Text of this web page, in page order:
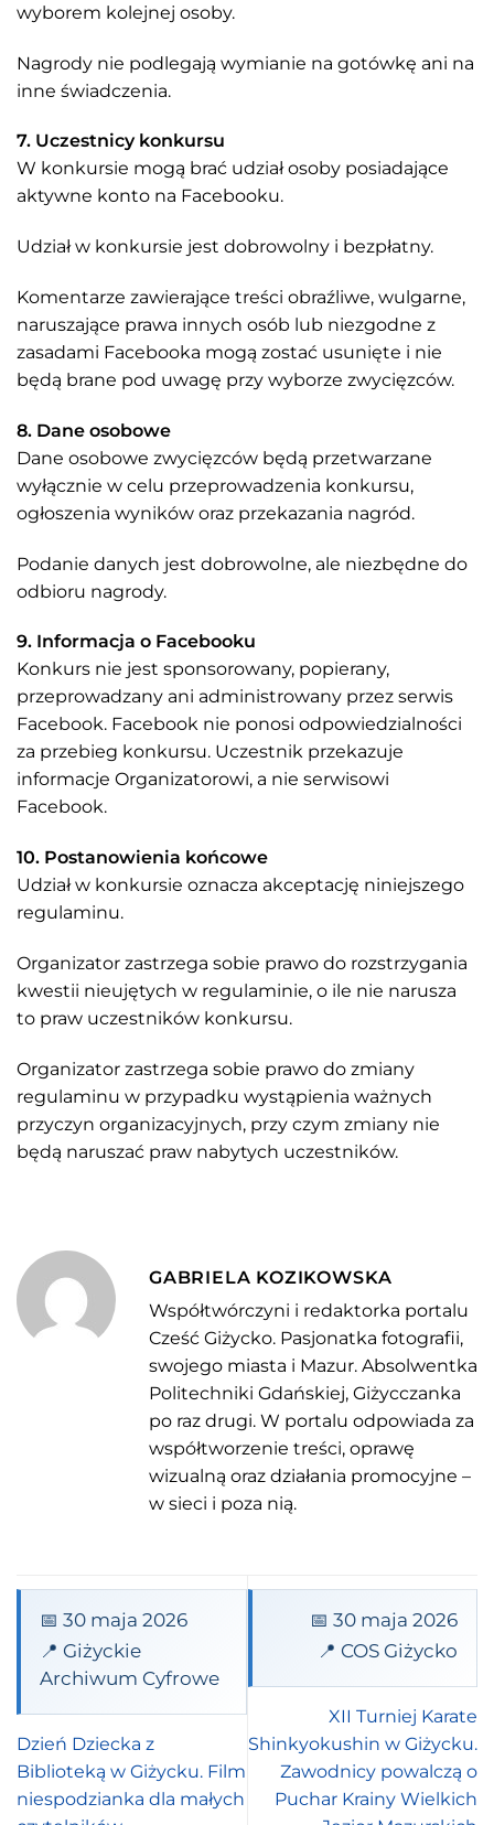
wyborem kolejnej osoby.
Nagrody nie podlegają wymianie na gotówkę ani na
inne świadczenia.
7. Uczestnicy konkursu
W konkursie mogą brać udział osoby posiadające
aktywne konto na Facebooku.
Udział w konkursie jest dobrowolny i bezpłatny.
Komentarze zawierające treści obraźliwe, wulgarne,
naruszające prawa innych osób lub niezgodne z
zasadami Facebooka mogą zostać usunięte i nie
będą brane pod uwagę przy wyborze zwycięzców.
8. Dane osobowe
Dane osobowe zwycięzców będą przetwarzane
wyłącznie w celu przeprowadzenia konkursu,
ogłoszenia wyników oraz przekazania nagród.
Podanie danych jest dobrowolne, ale niezbędne do
odbioru nagrody.
9. Informacja o Facebooku
Konkurs nie jest sponsorowany, popierany,
przeprowadzany ani administrowany przez serwis
Facebook. Facebook nie ponosi odpowiedzialności
za przebieg konkursu. Uczestnik przekazuje
informacje Organizatorowi, a nie serwisowi
Facebook.
10. Postanowienia końcowe
Udział w konkursie oznacza akceptację niniejszego
regulaminu.
Organizator zastrzega sobie prawo do rozstrzygania
kwestii nieujętych w regulaminie, o ile nie narusza
to praw uczestników konkursu.
Organizator zastrzega sobie prawo do zmiany
regulaminu w przypadku wystąpienia ważnych
przyczyn organizacyjnych, przy czym zmiany nie
będą naruszać praw nabytych uczestników.
GABRIELA KOZIKOWSKA
Współtwórczyni i redaktorka portalu
Cześć Giżycko. Pasjonatka fotografii,
swojego miasta i Mazur. Absolwentka
Politechniki Gdańskiej, Giżycczanka
po raz drugi. W portalu odpowiada za
współtworzenie treści, oprawę
wizualną oraz działania promocyjne –
w sieci i poza nią.
📅 30 maja 2026
📍 Giżyckie
Archiwum Cyfrowe
Dzień Dziecka z
Biblioteką w Giżycku. Film
niespodzianka dla małych
📅 30 maja 2026
📍 COS Giżycko
XII Turniej Karate
Shinkyokushin w Giżycku.
Zawodnicy powalczą o
Puchar Krainy Wielkich